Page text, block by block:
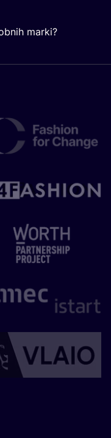
marki?